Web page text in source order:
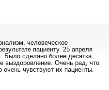
человеческое
пациенту. 25 апреля
Было сделано более десятка
выздоровление. Очень рад, что
чувствуют их пациенты.